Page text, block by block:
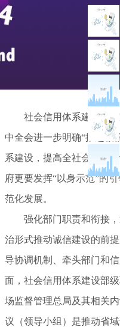
诚信新闻
社会信用体系建设是国
中全会进一步明确“推进诚
系建设，提高全社会诚信
府更要发挥“以身示范”的
范化发展。
强化部门职责和衔接，
治形式推动诚信建设的前
导协调机制、牵头部门和
面，社会信用体系建设部
场监督管理总局及其相关
议（领导小组）是推动省